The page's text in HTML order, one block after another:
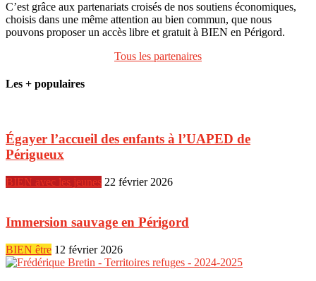
C’est grâce aux partenariats croisés de nos soutiens économiques,
choisis dans une même attention au bien commun, que nous
pouvons proposer un accès libre et gratuit à BIEN en Périgord.
Tous les partenaires
Les + populaires
Égayer l’accueil des enfants à l’UAPED de
Périgueux
BIEN avec les jeunes 22 février 2026
Immersion sauvage en Périgord
BIEN être 12 février 2026